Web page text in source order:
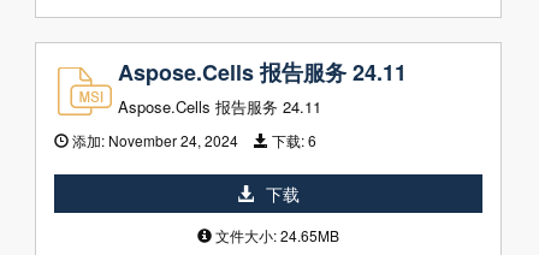
Aspose.Cells 报告服务 24.11
Aspose.Cells 报告服务 24.11
添加: November 24, 2024 下载:6
下载
文件大小: 24.65MB